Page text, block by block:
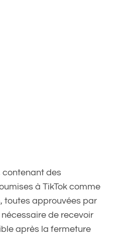
contenant des
à TikTok comme
toutes approuvées par
de recevoir
après la fermeture